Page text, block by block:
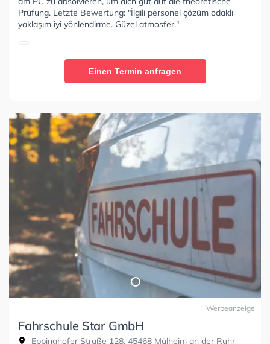
Prüfung. Letzte Bewertung: "İlgili personel çözüm odaklı
yaklaşım iyi yönlendirme. Güzel atmosfer."
Einen Termin anfragen
Werbeanzeige
Fahrschule Star GmbH
Eppinghofer Straße 128, 45468 Mülheim an der Ruhr